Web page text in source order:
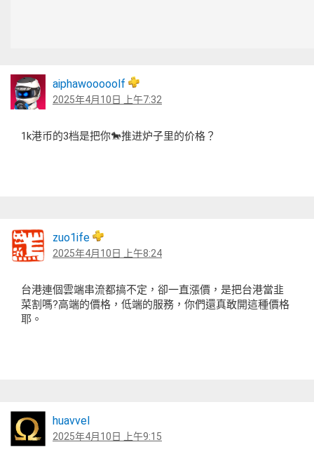
aiphawooooolf
2025年4月10日 上午7:32
1k港币的3档是把你🐎推进炉子里的价格？
zuo1ife
2025年4月10日 上午8:24
台港連個雲端串流都搞不定，卻一直漲價，是把台港當韭
菜割嗎?高端的價格，低端的服務，你們還真敢開這種價格
耶。
huavvel
2025年4月10日 上午9:15